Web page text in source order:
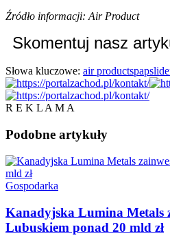
Źródło informacji: Air Product
Skomentuj nasz
Słowa kluczowe: air productspap
R E K L A M A
Podobne artykuły
Gospodarka
Kanadyjska Lumina Metals
Lubuskiem ponad 20 mld zł